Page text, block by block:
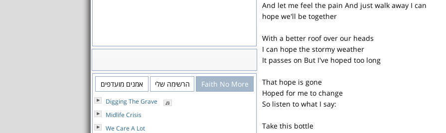
And let me feel the pain And just walk away I can
hope we'll be together
With a better roof over our heads
I can hope the stormy weather
It passes on But I've hoped too long
That hope is gone
Hoped for me to change
So listen to what I say:
Take this bottle
Faith No More הרשימה שלי אמנים מועדפים
Digging The Grave
Midlife Crisis
We Care A Lot